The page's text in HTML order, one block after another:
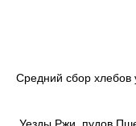
Средний сбор хлебов